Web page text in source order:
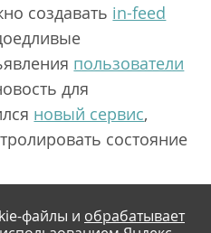
создавать in-feed
пользователи
для
новый сервис,
состояние
файлы и обрабатывает